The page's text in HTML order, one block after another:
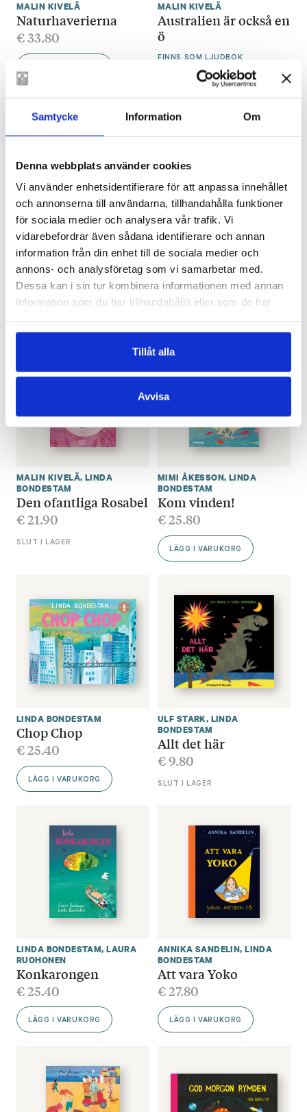
Samtycke Information Om
Denna webbplats använder cookies
Vi använder enhetsidentifierare för att anpassa innehållet
och annonserna till användarna, tillhandahålla funktioner
för sociala medier och analysera vår trafik. Vi
vidarebefordrar även sådana identifierare och annan
information från din enhet till de sociala medier och
annons- och analysföretag som vi samarbetar med.
Dessa kan i sin tur kombinera informationen med annan
information som du har tillhandahållit eller som de har
Tillåt alla
Avvisa
MALIN KIVELÄ
Naturhaverierna
€33.80
MALIN KIVELÄ
Australien är också en
ö
FINNS SOM LJUDBOK
MALIN KIVELÄ,MARTIN GLAZ
SERUP
LINDA BONDESTAM
Om du möter en björn
€ 25.40
MALIN KIVELÄ
Hjärtat
€ 25.90
FINNS SOM LJUD- OCH E-BOK
MALIN KIVELÄ, LINDA
BONDESTAM
Den ofantliga Rosabel
€21.90
SLUT I LAGER
MIMI ÅKESSON, LINDA
BONDESTAM
Kom vinden!
€25.80
LÄGG I VARUKORG
LINDA BONDESTAM
Chop Chop
€25.40
LÄGG I VARUKORG
ULF STARK, LINDA
BONDESTAM
Allt det här
€9.80
SLUT I LAGER
LINDA BONDESTAM,LAURA
RUOHONEN
Konkarongen
€25.40
LÄGG I VARUKORG
ANNIKA SANDELIN,LINDA
BONDESTAM
Att vara Yoko
€27.80
LÄGG I VARUKORG